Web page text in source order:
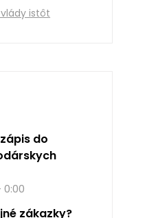
istôt
do
0:00
zákazky?